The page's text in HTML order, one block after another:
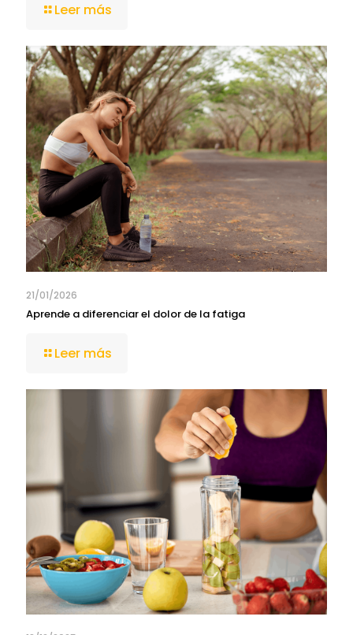
Leer más
21/01/2026
Aprende a diferenciar el dolor de la fatiga
Leer más